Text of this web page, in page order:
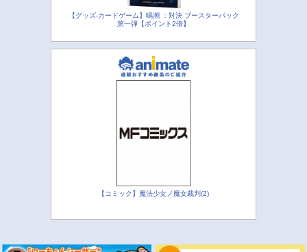
【グッズ-カードゲーム】鳴潮 ：対決 ブースターパック
第一弾【ポイント2倍】
【コミック】魔法少女ノ魔女裁判(2)